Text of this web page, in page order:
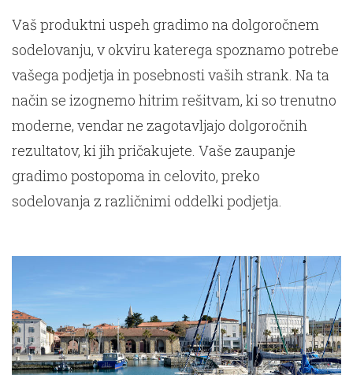
Vaš produktni uspeh gradimo na dolgoročnem
sodelovanju, v okviru katerega spoznamo potrebe
vašega podjetja in posebnosti vaših strank. Na ta
način se izognemo hitrim rešitvam, ki so trenutno
moderne, vendar ne zagotavljajo dolgoročnih
rezultatov, ki jih pričakujete. Vaše zaupanje
gradimo postopoma in celovito, preko
sodelovanja z različnimi oddelki podjetja.